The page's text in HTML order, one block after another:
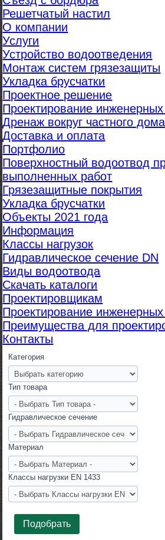
Решетчатый настил
О компании
Услуги
Устройство водоотведения
Монтаж систем грязезащиты
Укладка брусчатки
Проектное решение
Проектирование
Дренаж вокруг частного дома
Доставка и оплата
Портфолио
Поверхностный водоотвод
выполненных работ
Грязезащитные покрытия
Укладка брусчатки
Объекты 2021 года
Информация
Классы нагрузок
Гидравлическое сечение DN
Виды водоотвода
Скачать каталоги
Проектировщикам
Проектирование
Преимущества для
Контакты
Категория
Тип товара
Гидравлическое сечение
Материал
Класcы нагрузки EN 1433